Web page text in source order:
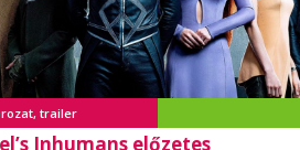
trailer
Inhumans előzetes